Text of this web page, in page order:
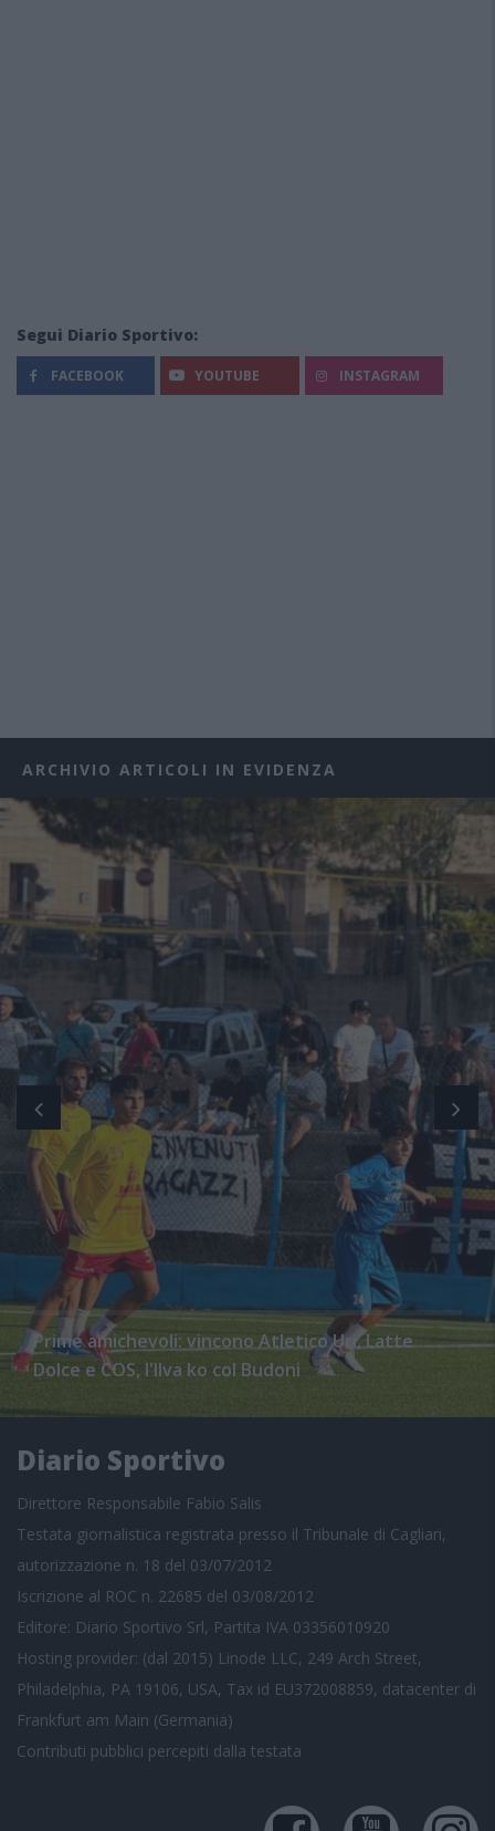
Segui Diario Sportivo:
FACEBOOK YOUTUBE INSTAGRAM
ARCHIVIO ARTICOLI IN EVIDENZA
Prime amichevoli: vincono Atletico Uri, Latte
Dolce e COS, l'Ilva ko col Budoni
Diario Sportivo
Direttore Responsabile Fabio Salis
Testata giornalistica registrata presso il Tribunale di Cagliari,
autorizzazione n. 18 del 03/07/2012
Iscrizione al ROC n. 22685 del 03/08/2012
Editore: Diario Sportivo Srl, Partita IVA 03356010920
Hosting provider: (dal 2015) Linode LLC, 249 Arch Street,
Philadelphia, PA 19106, USA, Tax id EU372008859, datacenter di
Frankfurt am Main (Germania)
Contributi pubblici percepiti dalla testata